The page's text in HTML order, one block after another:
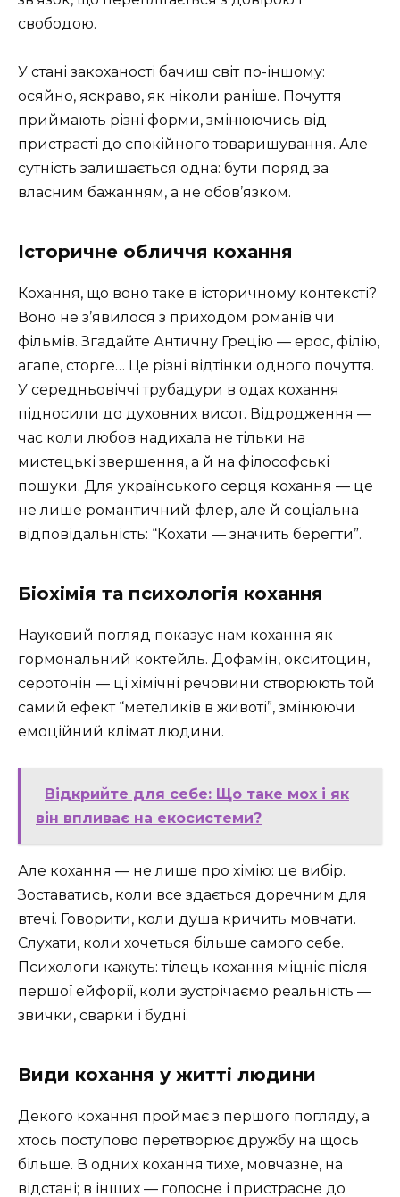
свободою.
У стані закоханості бачиш світ по-іншому:
осяйно, яскраво, як ніколи раніше. Почуття
приймають різні форми, змінюючись від
пристрасті до спокійного товаришування. Але
сутність залишається одна: бути поряд за
власним бажанням, а не обов’язком.
Історичне обличчя кохання
Кохання, що воно таке в історичному контексті?
Воно не з’явилося з приходом романів чи
фільмів. Згадайте Античну Грецію — ерос, філію,
агапе, сторге… Це різні відтінки одного почуття.
У середньовіччі трубадури в одах кохання
підносили до духовних висот. Відродження —
час коли любов надихала не тільки на
мистецькі звершення, а й на філософські
пошуки. Для українського серця кохання — це
не лише романтичний флер, але й соціальна
відповідальність: “Кохати — значить берегти”.
Біохімія та психологія кохання
Науковий погляд показує нам кохання як
гормональний коктейль. Дофамін, окситоцин,
серотонін — ці хімічні речовини створюють той
самий ефект “метеликів в животі”, змінюючи
емоційний клімат людини.
Відкрийте для себе: Що таке мох і як
він впливає на екосистеми?
Але кохання — не лише про хімію: це вибір.
Зоставатись, коли все здається доречним для
втечі. Говорити, коли душа кричить мовчати.
Слухати, коли хочеться більше самого себе.
Психологи кажуть: тілець кохання міцніє після
першої ейфорії, коли зустрічаємо реальність —
звички, сварки і будні.
Види кохання у житті людини
Декого кохання проймає з першого погляду, а
хтось поступово перетворює дружбу на щось
більше. В одних кохання тихе, мовчазне, на
відстані; в інших — голосне і пристрасне до